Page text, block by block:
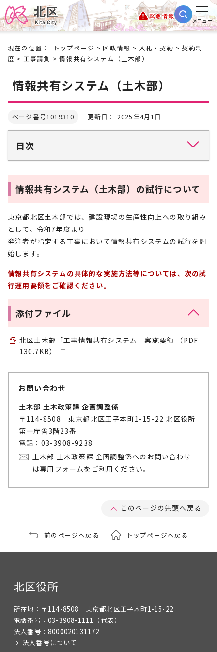
緊急情報
メニュー
現在の位置： トップページ >区政情報 > 入札・契約 > 契約制
度 > 工事請負 > 情報共有システム（土木部）
情報共有システム（土木部）
ページ番号1019310 更新日： 2025年4月1日
目次
情報共有システム（土木部）の試行について
東京都北区土木部では、建設現場の生産性向上への取り組み
として、令和7年度より
発注者が指定する工事において情報共有システムの試行を開
始します。
情報共有システムの具体的な実施方法等については、次の試
行運用要領をご確認ください。
添付ファイル
北区土木部「工事情報共有システム」実施要領 （PDF
130.7KB）
お問い合わせ
土木部 土木政策課 企画調整係
〒114-8508 東京都北区王子本町1-15-22 北区役所
第一庁舎3階23番
電話：03-3908-9238
土木部 土木政策課 企画調整係へのお問い合わせ
は専用フォームをご利用ください。
このページの先頭へ戻る
前のページへ戻る トップページへ戻る
北区役所
所在地： 〒114-8508 東京都北区王子本町1-15-22
電話番号： 03-3908-1111 （代表）
法人番号： 8000020131172
法人番号について